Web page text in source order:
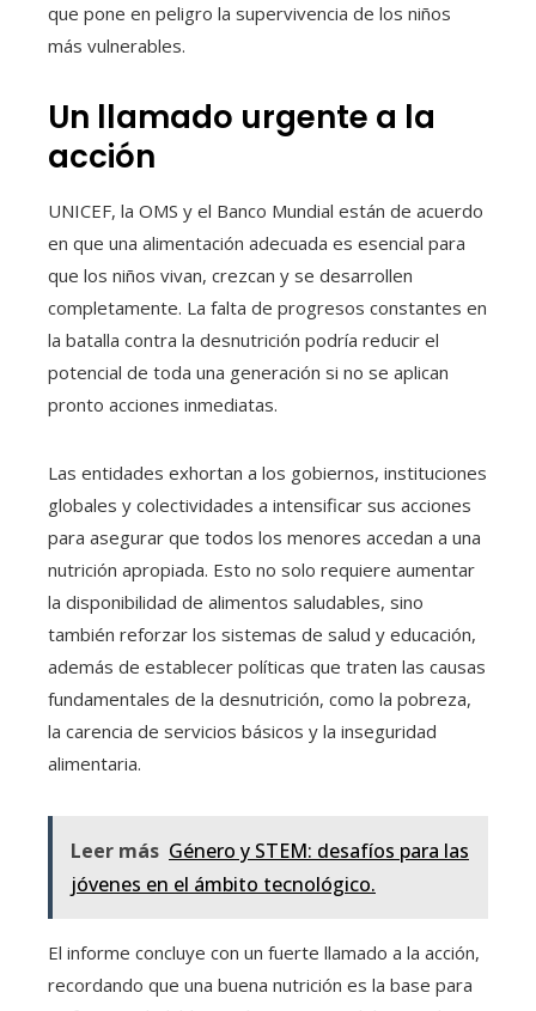
que pone en peligro la supervivencia de los niños
más vulnerables.
Un llamado urgente a la
acción
UNICEF, la OMS y el Banco Mundial están de acuerdo
en que una alimentación adecuada es esencial para
que los niños vivan, crezcan y se desarrollen
completamente. La falta de progresos constantes en
la batalla contra la desnutrición podría reducir el
potencial de toda una generación si no se aplican
pronto acciones inmediatas.
Las entidades exhortan a los gobiernos, instituciones
globales y colectividades a intensificar sus acciones
para asegurar que todos los menores accedan a una
nutrición apropiada. Esto no solo requiere aumentar
la disponibilidad de alimentos saludables, sino
también reforzar los sistemas de salud y educación,
además de establecer políticas que traten las causas
fundamentales de la desnutrición, como la pobreza,
la carencia de servicios básicos y la inseguridad
alimentaria.
Leer más Género y STEM: desafíos para las
jóvenes en el ámbito tecnológico.
El informe concluye con un fuerte llamado a la acción,
recordando que una buena nutrición es la base para